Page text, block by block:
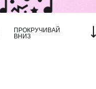
ПРОКРУЧИВАЙ
ВНИЗ